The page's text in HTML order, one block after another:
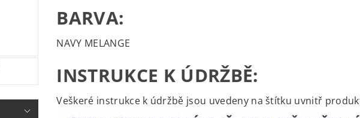
BARVA:
NAVY MELANGE
INSTRUKCE K ÚDRŽBĚ:
Veškeré instrukce k údržbě jsou uvedeny na štítku uvnitř